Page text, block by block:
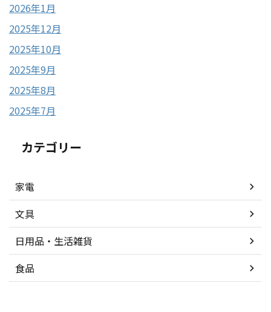
2026年1月
2025年12月
2025年10月
2025年9月
2025年8月
2025年7月
カテゴリー
家電
文具
日用品・生活雑貨
食品